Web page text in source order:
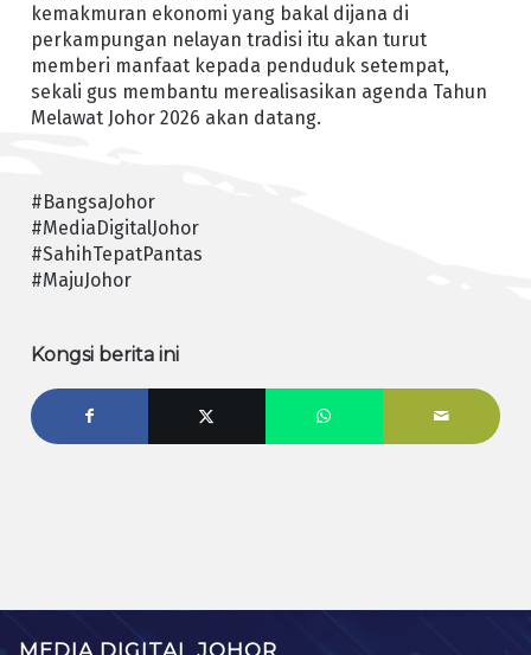
kemakmuran ekonomi yang bakal dijana di
perkampungan nelayan tradisi itu akan turut
memberi manfaat kepada penduduk setempat,
sekali gus membantu merealisasikan agenda Tahun
Melawat Johor 2026 akan datang.
#BangsaJohor
#MediaDigitalJohor
#SahihTepatPantas
#MajuJohor
Kongsi berita ini
MEDIA DIGITAL JOHOR